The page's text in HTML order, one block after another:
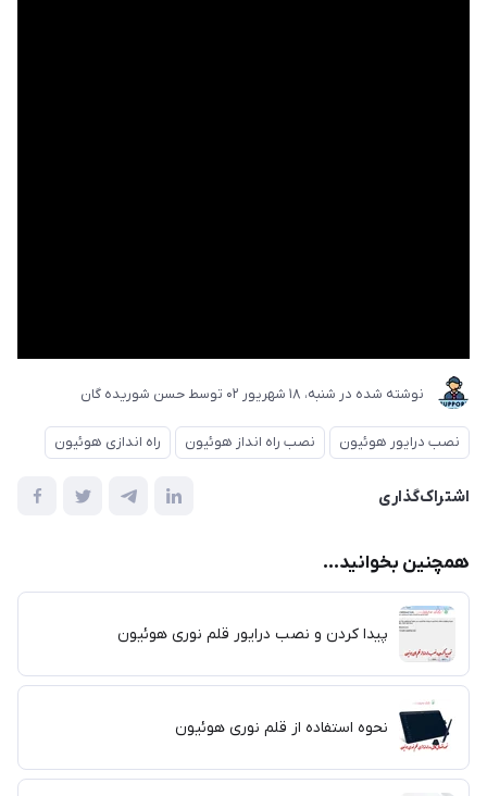
نوشته شده در شنبه، 18 شهریور 02 توسط حسن شوریده گان
نصب درایور هوئیون نصب راه انداز هوئیون راه اندازی هوئیون
اشتراک‌گذاری
همچنین بخوانید...
پیدا کردن و نصب درایور قلم نوری هوئیون
نحوه استفاده از قلم نوری هوئیون